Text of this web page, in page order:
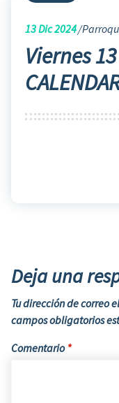
13Dic 2024
Viernes
Deja una
Tu dirección de correo
campos obligatorios
Comentario *